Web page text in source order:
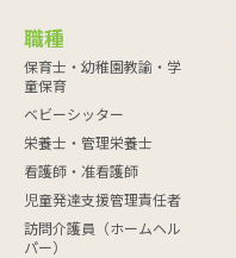
職種
保育士・幼稚園教諭・学
童保育
ベビーシッター
栄養士・管理栄養士
看護師・准看護師
児童発達支援管理責任者
訪問介護員（ホームヘル
パー）